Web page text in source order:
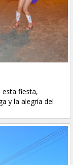
esta fiesta,
y la alegría del